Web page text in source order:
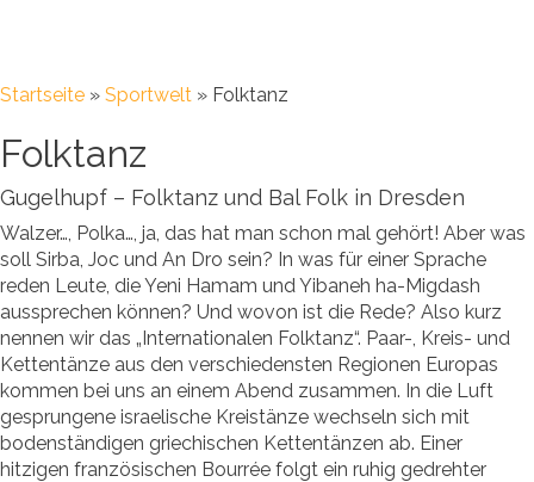
Startseite » Sportwelt » Folktanz
Folktanz
Gugelhupf – Folktanz und Bal Folk in Dresden
Walzer…, Polka…, ja, das hat man schon mal gehört! Aber was
soll Sirba, Joc und An Dro sein? In was für einer Sprache
reden Leute, die Yeni Hamam und Yibaneh ha-Migdash
aussprechen können? Und wovon ist die Rede? Also kurz
nennen wir das „Internationalen Folktanz“. Paar-, Kreis- und
Kettentänze aus den verschiedensten Regionen Europas
kommen bei uns an einem Abend zusammen. In die Luft
gesprungene israelische Kreistänze wechseln sich mit
bodenständigen griechischen Kettentänzen ab. Einer
hitzigen französischen Bourrée folgt ein ruhig gedrehter